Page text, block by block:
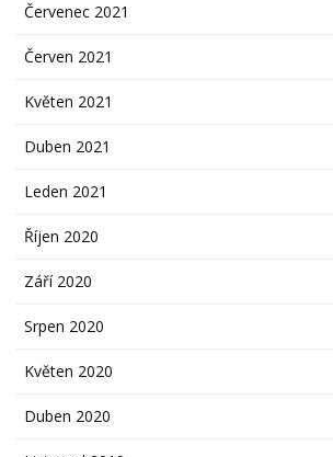
Červenec 2021
Červen 2021
Květen 2021
Duben 2021
Leden 2021
Říjen 2020
Září 2020
Srpen 2020
Květen 2020
Duben 2020